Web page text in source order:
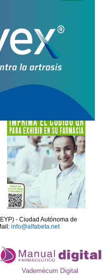
- Ciudad Autónoma de
info@alfabeta.net
Vademécum Digital